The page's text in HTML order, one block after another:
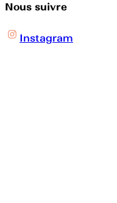
Nous suivre
Instagram